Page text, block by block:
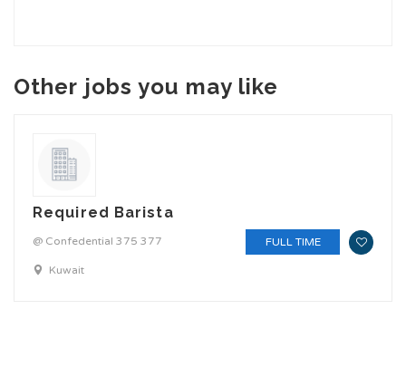
Other jobs you may like
Required Barista
@ Confedential 375 377
Kuwait
FULL TIME